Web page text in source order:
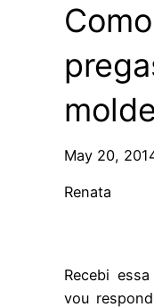
May 20,
Renata
Recebi
vou